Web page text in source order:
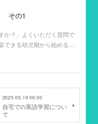
その1
か？」よくいただく質問で
できる幼児期から始める…
2025.05.19 06:00
自宅での英語学習につい
て